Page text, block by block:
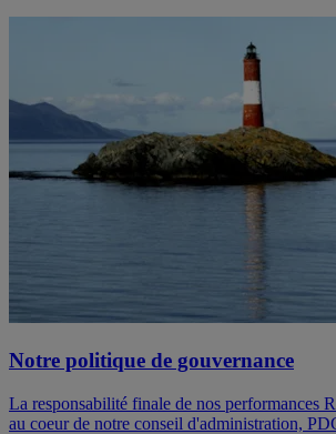
Notre politique de gouvernance
La responsabilité finale de nos performances
au coeur de notre conseil d'administration,